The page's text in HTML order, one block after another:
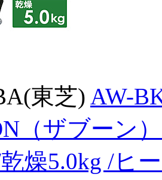
東芝) AW-
（ザブーン
燥5.0kg /ヒ